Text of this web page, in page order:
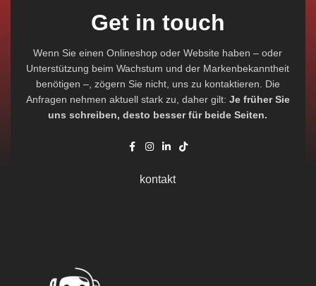
Get in touch
Wenn Sie einen Onlineshop oder Website haben – oder
Unterstützung beim Wachstum und der Markenbekanntheit
benötigen –, zögern Sie nicht, uns zu kontaktieren. Die
Anfragen nehmen aktuell stark zu, daher gilt: Je früher Sie
uns schreiben, desto besser für beide Seiten.
kontakt